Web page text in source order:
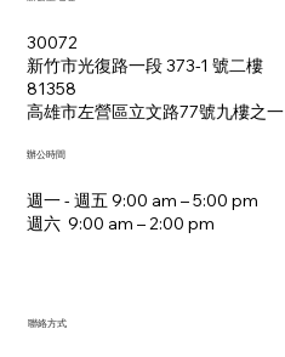
30072
新竹市光復路一段 373-1 號二樓
81358
​高雄市左營區立文路77號九樓之一
週一 - 週五 9:00 am – 5:00 pm
週六 9:00 am – 2:00 pm​
辦公時間
聯絡方式